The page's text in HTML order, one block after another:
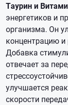
Таурин и
энергетиков и
организма. Он
концентрацию и
Добавка
отвечает за
улучшается
скорости